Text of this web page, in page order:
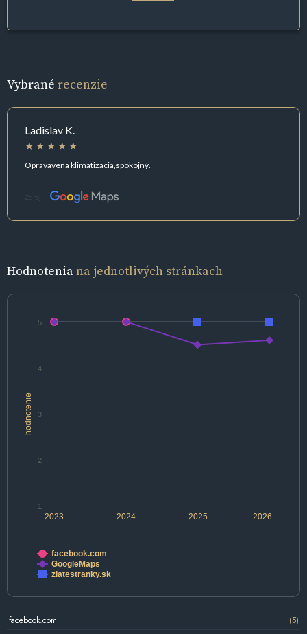
Vybrané recenzie
Ladislav K.
Opravavena klimatizácia,spokojný.
Zdroj:
Hodnoteniana jednotlivých stránkach
hodnotenie
2024 2026
2023 2025
1
2
3
4
5
facebook.com
GoogleMaps
zlatestranky.sk
facebook.com
(5)